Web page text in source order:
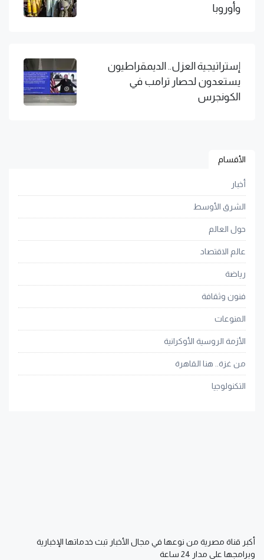
وأوروبا
إستراتيجية العزل.. الديمقراطيون
يستعدون لحصار ترامب في
الكونجرس
الأقسام
أخبار
الشرق الأوسط
حول العالم
عالم الاقتصاد
رياضة
فنون وثقافة
المنوعات
الأزمة الروسية الأوكرانية
من غزة.. هنا القاهرة
التكنولوجيا
أكبر قناة مصرية من نوعها في مجال الأخبار تبث خدماتها الإخبارية
وبرامجها على مدار 24 ساعة